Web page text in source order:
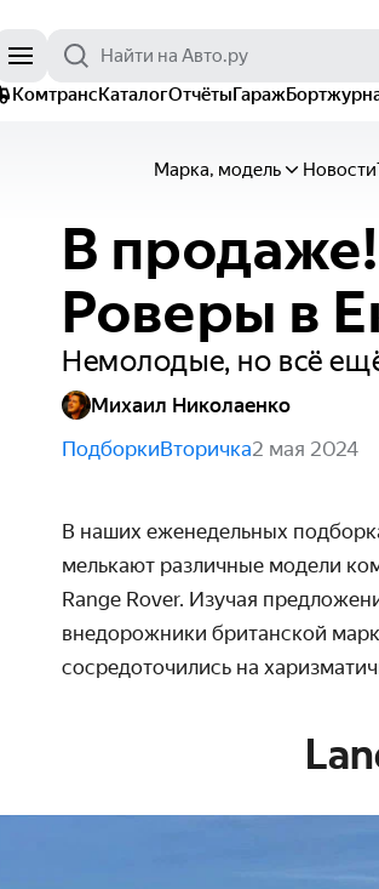
КомтрансКаталогОтчётыГараж
Марка, модель Новости
В
Роверы в
Немолодые, но всё
Михаил Николаенко
ПодборкиВторичка2 мая 2024
В наших еженедельных
мелькают различные модели
Range Rover. Изучая
внедорожники британской
сосредоточились на